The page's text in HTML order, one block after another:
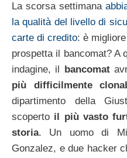
La scorsa settimana
la qualità del livello di
carte di credito: è
prospetta il bancomat? A
indagine, il bancomat
più difficilmente
dipartimento della
scoperto il più vasto
storia. Un uomo di
Gonzalez, e due hacker